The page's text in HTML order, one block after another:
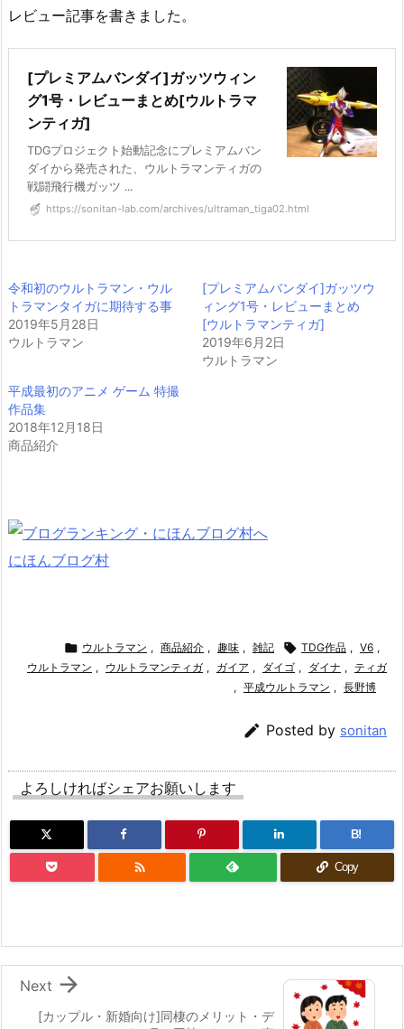
レビュー記事を書きました。
[プレミアムバンダイ]ガッツウィン
グ1号・レビューまとめ[ウルトラマ
ンティガ]
TDGプロジェクト始動記念にプレミアムバン
ダイから発売された、ウルトラマンティガの
戦闘飛行機ガッツ ...
https://sonitan-lab.com/archives/ultraman_tiga02.html
令和初のウルトラマン・ウル
トラマンタイガに期待する事
2019年5月28日
ウルトラマン
[プレミアムバンダイ]ガッツウ
ィング1号・レビューまとめ
[ウルトラマンティガ]
2019年6月2日
ウルトラマン
平成最初のアニメ ゲーム 特撮
作品集
2018年12月18日
商品紹介
にほんブログ村
 ウルトラマン , 商品紹介 , 趣味 , 雑記  TDG作品 , V6 ,
ウルトラマン , ウルトラマンティガ , ガイア , ダイゴ , ダイナ , ティガ
, 平成ウルトラマン , 長野博
 Posted by sonitan
よろしければシェアお願いします
B!
 Copy
[カップル・新婚向け]同棲のメリット・デ

Next